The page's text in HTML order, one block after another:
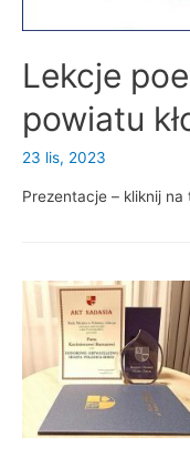
Lekcje
powiatu
23 lis, 2023
Prezentacje – kliknij na